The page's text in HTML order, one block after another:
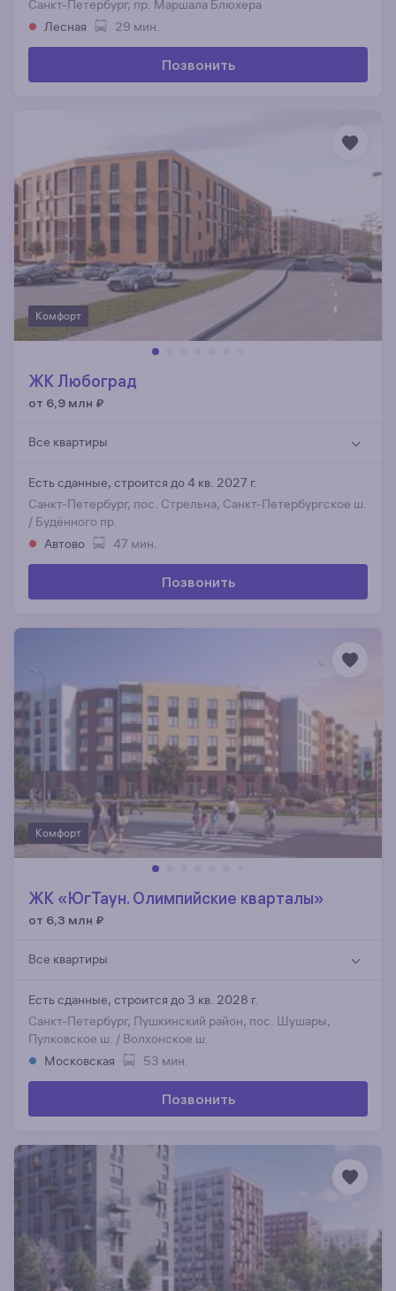
Санкт-Петербург, пр. Маршала Блюхера
Лесная
29 мин.
Позвонить
Комфорт
ЖК Любоград
от 6,9 млн ₽
Все квартиры
Есть сданные, строится до 4 кв. 2027 г.
Санкт-Петербург, пос. Стрельна, Санкт-Петербургское ш.
/ Будённого пр.
Автово
47 мин.
Позвонить
Комфорт
ЖК «ЮгТаун. Олимпийские кварталы»
от 6,3 млн ₽
Все квартиры
Есть сданные, строится до 3 кв. 2028 г.
Санкт-Петербург, Пушкинский район, пос. Шушары,
Пулковское ш. / Волхонское ш.
Московская
53 мин.
Позвонить